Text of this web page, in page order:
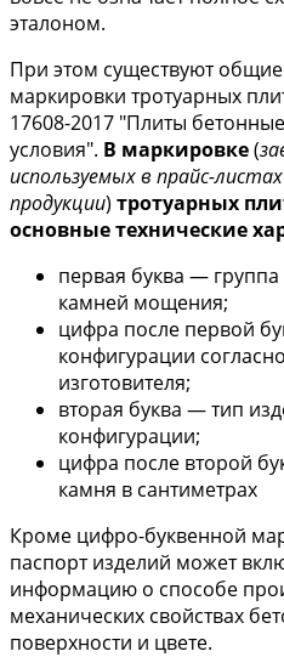
эталоном.
При этом существуют
маркировки тротуарных
17608-2017 "Плиты
условия". В маркировке(
используемых в прайс-
продукции) тротуарных
основные технические
первая буква — группа
камней мощения;
цифра после первой
конфигурации
изготовителя;
вторая буква — тип
конфигурации;
цифра после второй
камня в сантиметрах
Кроме цифро-буквенной
паспорт изделий может
информацию о способе
механических свойствах
поверхности и цвете.